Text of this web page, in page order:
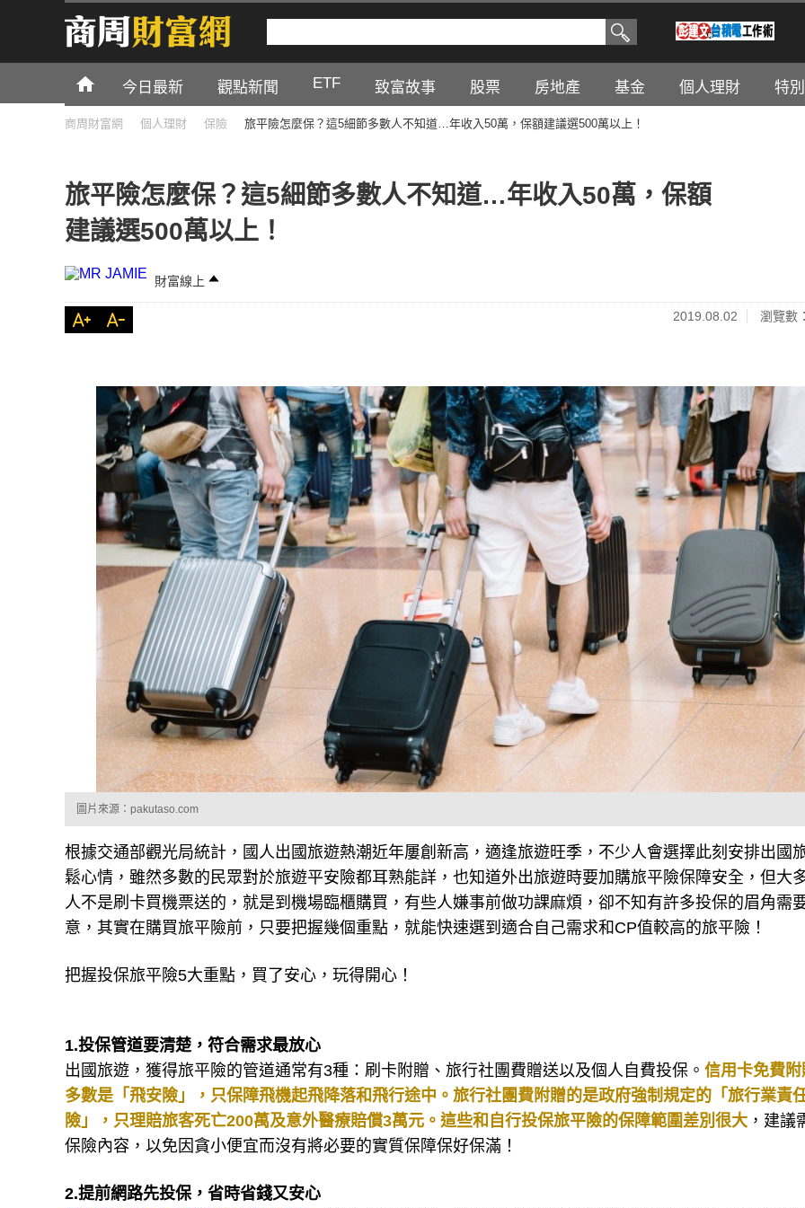
今日最新 觀點新聞 ETF 致富故事 股票 房地產 基金 個人理財 特
商周財富網 個人理財 保險 旅平險怎麼保？這5細節多數人不知道…年收入50萬，保額建議選500萬以上！
旅平險怎麼保？這5細節多數人不知道…年收入50萬，保額
建議選500萬以上！
財富線上
2019.08.02 瀏覽數
圖片來源：pakutaso.com
根據交通部觀光局統計，國人出國旅遊熱潮近年屢創新高，適逢旅遊旺季，不少人會選擇此刻安排出國
鬆心情，雖然多數的民眾對於旅遊平安險都耳熟能詳，也知道外出旅遊時要加購旅平險保障安全，但大
人不是刷卡買機票送的，就是到機場臨櫃購買，有些人嫌事前做功課麻煩，卻不知有許多投保的眉角需
意，其實在購買旅平險前，只要把握幾個重點，就能快速選到適合自己需求和CP值較高的旅平險！
把握投保旅平險5大重點，買了安心，玩得開心！
1.投保管道要清楚，符合需求最放心
出國旅遊，獲得旅平險的管道通常有3種：刷卡附贈、旅行社團費贈送以及個人自費投保。 信用卡免費附
多數是「飛安險」，只保障飛機起飛降落和飛行途中。旅行社團費附贈的是政府強制規定的「旅行業責
險」，只理賠旅客死亡200萬及意外醫療賠償3萬元。這些和自行投保旅平險的保障範圍差別很大 ，建議
保險內容，以免因貪小便宜而沒有將必要的實質保障保好保滿！
2.提前網路先投保，省時省錢又安心